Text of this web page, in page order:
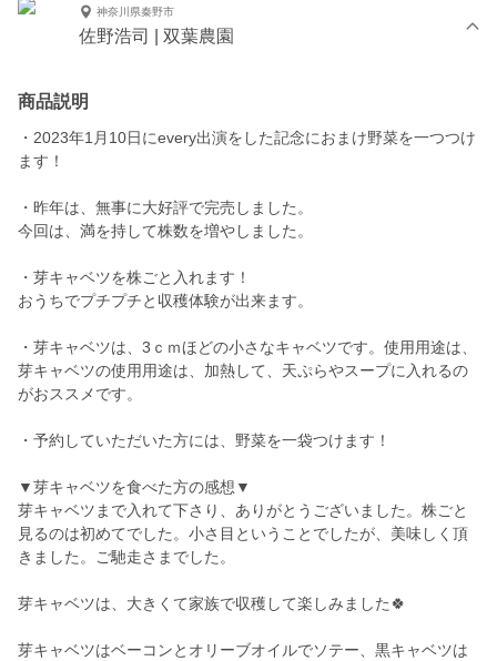
神奈川県秦野市
佐野浩司 | 双葉農園
商品説明
・2023年1月10日にevery出演をした記念におまけ野菜を一つつけ
ます！
・昨年は、無事に大好評で完売しました。
今回は、満を持して株数を増やしました。
・芽キャベツを株ごと入れます！
おうちでプチプチと収穫体験が出来ます。
・芽キャベツは、3ｃｍほどの小さなキャベツです。使用用途は、
芽キャベツの使用用途は、加熱して、天ぷらやスープに入れるの
がおススメです。
・予約していただいた方には、野菜を一袋つけます！
▼芽キャベツを食べた方の感想▼
芽キャベツまで入れて下さり、ありがとうございました。株ごと
見るのは初めてでした。小さ目ということでしたが、美味しく頂
きました。ご馳走さまでした。
芽キャベツは、大きくて家族で収穫して楽しみました🍀
芽キャベツはベーコンとオリーブオイルでソテー、黒キャベツは